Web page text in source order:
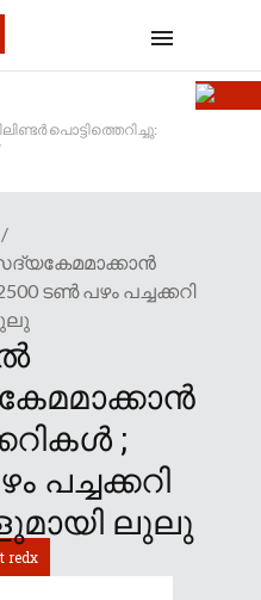
പൊട്ടിത്തെറിച്ചു:
ടൺ പഴം പച്ചക്കറി
;
പച്ചക്കറി
ലുലു
redx